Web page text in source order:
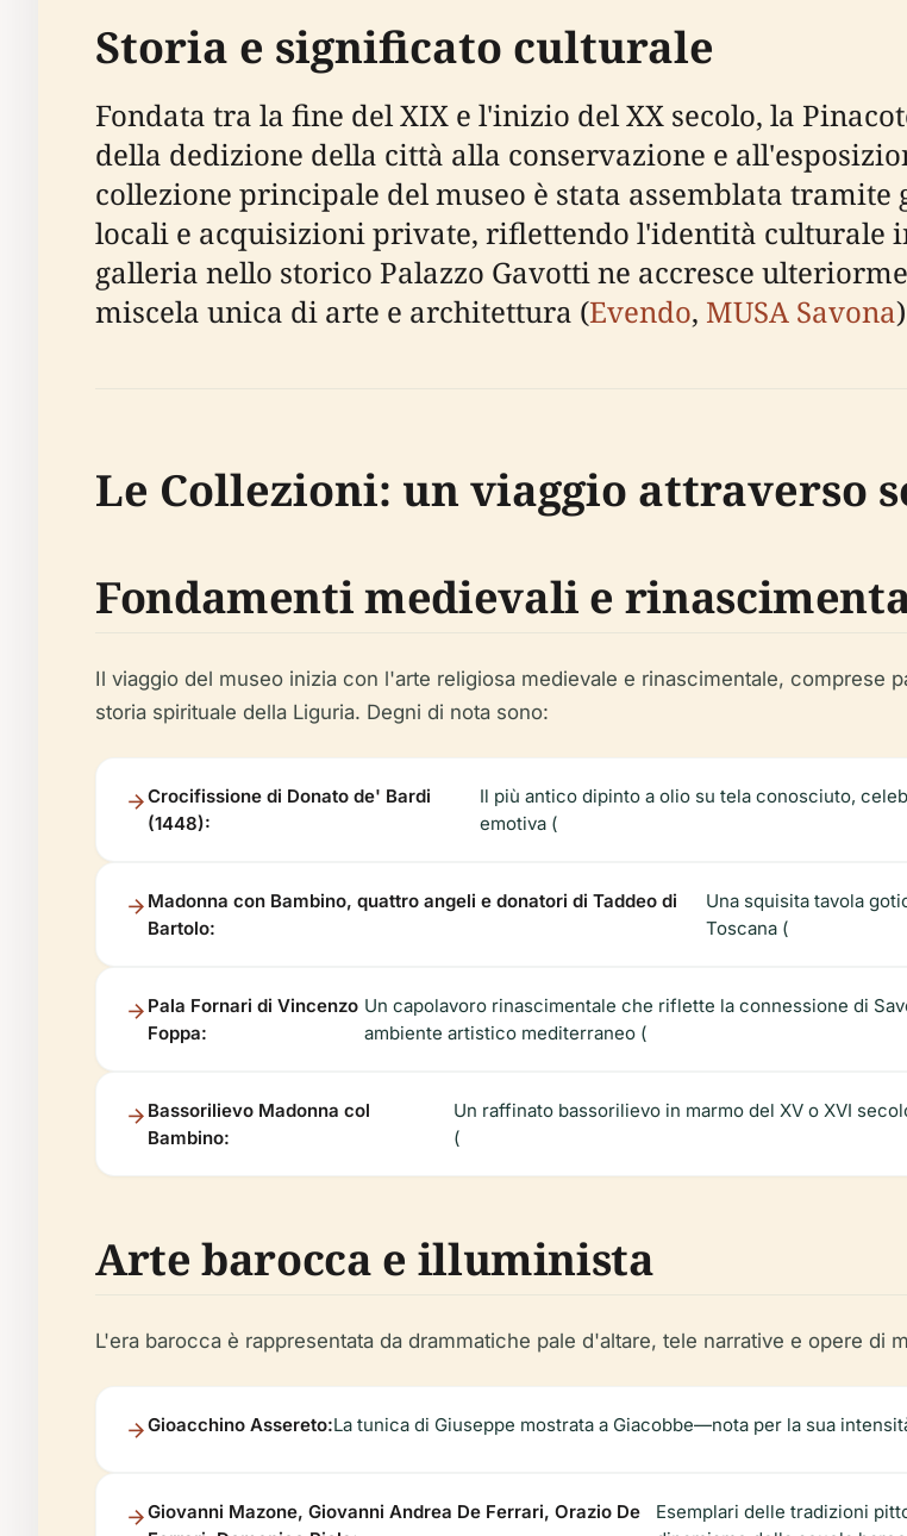
Storia e significato culturale
Fondata tra la fine del XIX e l'inizio del XX secolo, la
della dedizione della città alla conservazione e
collezione principale del museo è stata assemblata
locali e acquisizioni private, riflettendo l'identità culturale
galleria nello storico Palazzo Gavotti ne accresce
miscela unica di arte e architettura (Evendo, MUSA Savona
Le Collezioni: un viaggio attraverso
Fondamenti medievali e
Il viaggio del museo inizia con l'arte religiosa medievale e rinascimentale, comprese
storia spirituale della Liguria. Degni di nota sono:
Crocifissione di Donato de' Bardi
(1448):
Il più antico dipinto a olio su tela conosciuto,
emotiva (
Madonna con Bambino, quattro angeli e donatori di Taddeo di
Bartolo:
Una squisita tavola
Toscana (
Pala Fornari di Vincenzo
Foppa:
Un capolavoro rinascimentale che riflette la connessione di
ambiente artistico mediterraneo (
Bassorilievo Madonna col
Bambino:
Un raffinato bassorilievo in marmo del XV o XVI
(
Arte barocca e illuminista
L'era barocca è rappresentata da drammatiche pale d'altare, tele narrative e opere di
Gioacchino Assereto:La tunica di Giuseppe mostrata a Giacobbe—nota per la sua
Giovanni Mazone, Giovanni Andrea De Ferrari, Orazio De
Esemplari delle tradizioni